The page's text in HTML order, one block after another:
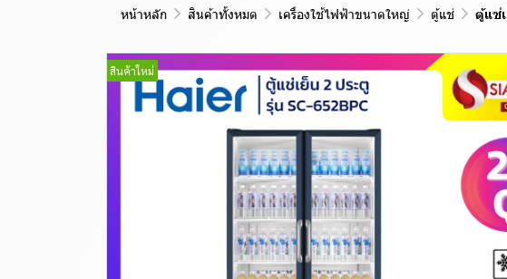
หน้าหลัก สินค้าทั้งหมด เครื่องใช้ไฟฟ้าขนาดใหญ่ ตู้แช่ ตู้แช่
สินค้าใหม่